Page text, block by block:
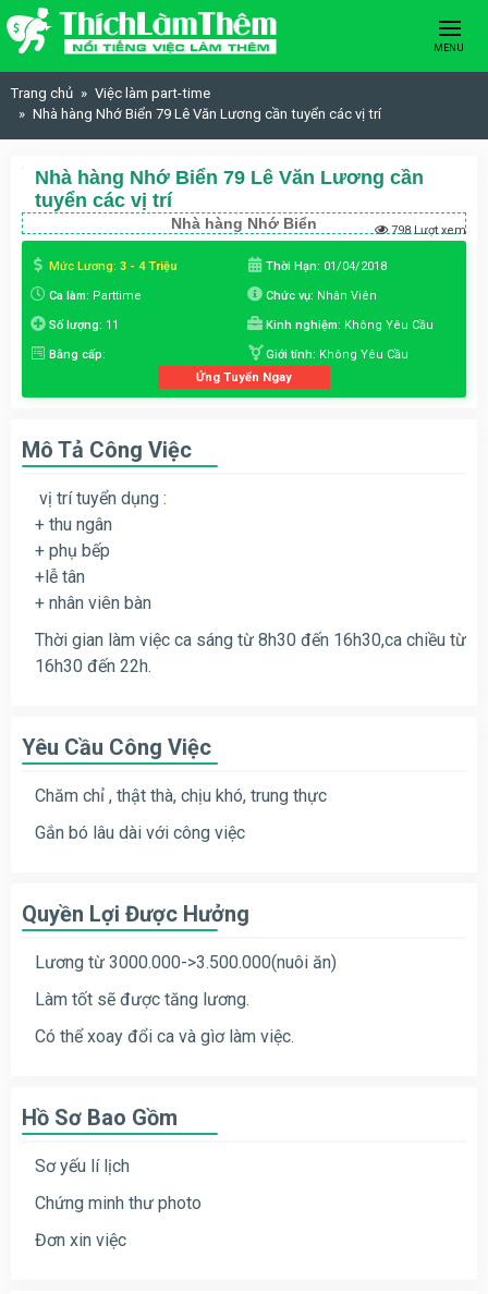
Skip to content
MENU
Trang chủ
Việc làm part-time
Nhà hàng Nhớ Biển 79 Lê Văn Lương cần tuyển các vị trí
Nhà hàng Nhớ Biển 79 Lê Văn Lương cần
tuyển các vị trí
Nhà hàng Nhớ Biển 798 Lượt xem
Mức Lương: 3 - 4 Triệu Thời Hạn: 01/04/2018
Ca làm: Parttime Chức vụ: Nhân Viên
Số lượng: 11 Kinh nghiệm: Không Yêu Cầu
Bằng cấp: Giới tính: Không Yêu Cầu
Ứng Tuyển Ngay
Mô Tả Công Việc
vị trí tuyển dụng :
+ thu ngân
+ phụ bếp
+lễ tân
+ nhân viên bàn
Thời gian làm việc ca sáng từ 8h30 đến 16h30,ca chiều từ
16h30 đến 22h.
Yêu Cầu Công Việc
Chăm chỉ , thật thà, chịu khó, trung thực
Gắn bó lâu dài với công việc
Quyền Lợi Được Hưởng
Lương từ 3000.000->3.500.000(nuôi ăn)
Làm tốt sẽ được tăng lương.
Có thể xoay đổi ca và gìơ làm việc.
Hồ Sơ Bao Gồm
Sơ yếu lí lịch
Chứng minh thư photo
Đơn xin việc